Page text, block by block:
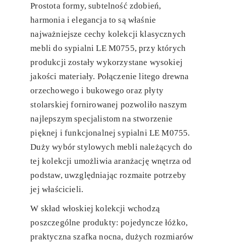
Prostota formy, subtelność zdobień,
harmonia i elegancja to są właśnie
najważniejsze cechy kolekcji klasycznych
mebli do sypialni LE M0755, przy których
produkcji zostały wykorzystane wysokiej
jakości materiały. Połączenie litego drewna
orzechowego i bukowego oraz płyty
stolarskiej fornirowanej pozwoliło naszym
najlepszym specjalistom na stworzenie
pięknej i funkcjonalnej sypialni LE M0755.
Duży wybór stylowych mebli należących do
tej kolekcji umożliwia aranżację wnętrza od
podstaw, uwzględniając rozmaite potrzeby
jej właścicieli.
W skład włoskiej kolekcji wchodzą
poszczególne produkty: pojedyncze łóżko,
praktyczna szafka nocna, dużych rozmiarów